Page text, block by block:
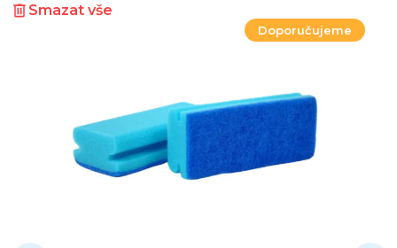
Smazat vše
Doporučujeme